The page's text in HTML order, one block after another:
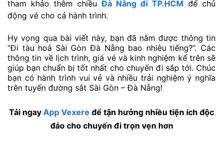
tham khảo thêm chiềuĐà Nẵng đi TP.HCM để chủ
động vé cho cả hành trình.
Hy vọng qua bài viết này, bạn đã nắm được thông tin
“Đi tàu hoả Sài Gòn Đà Nẵng bao nhiêu tiếng?”. Các
thông tin về lịch trình, giá vé và kinh nghiệm kể trên sẽ
giúp bạn chuẩn bị tốt nhất cho chuyến đi sắp tới. Chúc
bạn có hành trình vui vẻ và nhiều trải nghiệm ý nghĩa
trên tuyến đường sắt Sài Gòn – Đà Nẵng!
Tải ngay App Vexere để tận hưởng nhiều tiện ích độc
đáo cho chuyến đi trọn vẹn hơn